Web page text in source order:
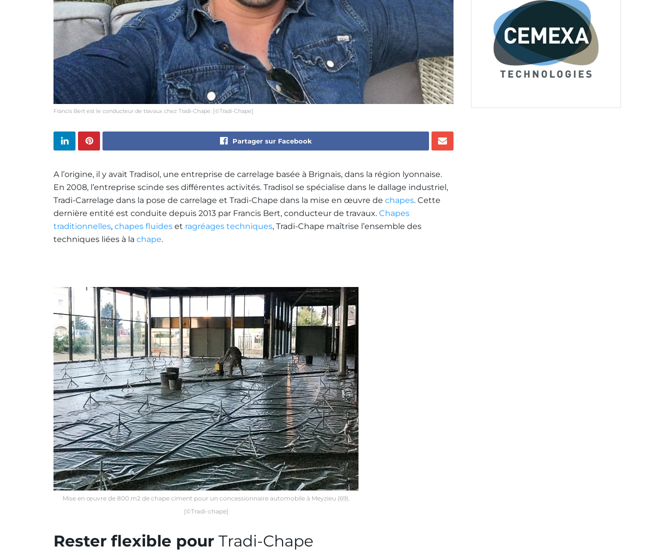
Francis Bert est le conducteur de travaux chez Tradi-Chape. [©Tradi-Chape]
Partager sur Facebook
A l’origine, il y avait Tradisol, une entreprise de carrelage basée à Brignais, dans la région lyonnaise.
En 2008, l’entreprise scinde ses différentes activités. Tradisol se spécialise dans le dallage industriel,
Tradi-Carrelage dans la pose de carrelage et Tradi-Chape dans la mise en œuvre de chapes. Cette
dernière entité est conduite depuis 2013 par Francis Bert, conducteur de travaux. Chapes
traditionnelles, chapes fluides et ragréages techniques, Tradi-Chape maîtrise l’ensemble des
techniques liées à la chape.
Mise en œuvre de 800 m2 de chape ciment pour un concessionnaire automobile à Meyzieu (69).
[©Tradi-chape]
Rester flexible pour Tradi-Chape